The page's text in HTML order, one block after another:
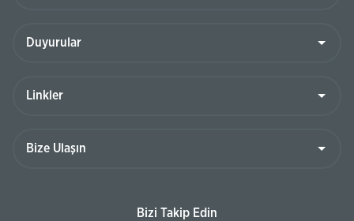
Bizi Takip Edin